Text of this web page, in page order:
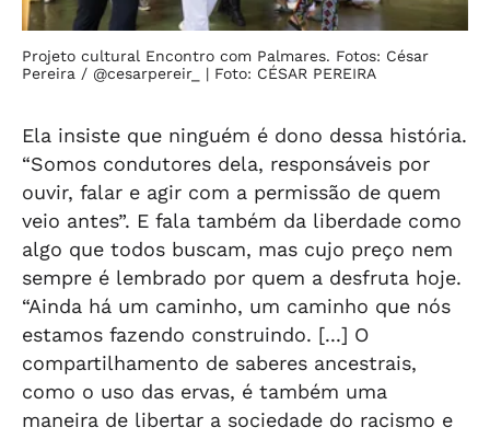
Projeto cultural Encontro com Palmares. Fotos: César
Pereira / @cesarpereir_ | Foto: CÉSAR PEREIRA
Ela insiste que ninguém é dono dessa história.
“Somos condutores dela, responsáveis por
ouvir, falar e agir com a permissão de quem
veio antes”. E fala também da liberdade como
algo que todos buscam, mas cujo preço nem
sempre é lembrado por quem a desfruta hoje.
“Ainda há um caminho, um caminho que nós
estamos fazendo construindo. [...] O
compartilhamento de saberes ancestrais,
como o uso das ervas, é também uma
maneira de libertar a sociedade do racismo e